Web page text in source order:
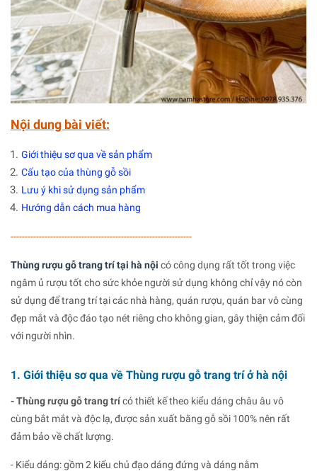
Nội dung bài viết:
Giới thiệu sơ qua về sản phẩm
Cấu tạo của thùng gỗ sồi
Lưu ý khi sử dụng sản phẩm
Hướng dẫn cách mua hàng
----------------------------------------------------------------
Thùng rượu gỗ trang trí tại hà nội có công dụng rất tốt trong việc
ngâm ủ rượu tốt cho sức khỏe người sử dụng không chỉ vậy nó còn
sử dụng để trang trí tại các nhà hàng, quán rượu, quán bar vô cùng
đẹp mắt và độc đáo tạo nét riêng cho không gian, gây thiện cảm đối
với người nhìn.
1. Giới thiệu sơ qua về Thùng rượu gỗ trang trí ở hà nội
- Thùng rượu gỗ trang trícó thiết kế theo kiểu dáng châu âu vô
cùng bắt mắt và độc lạ, được sản xuất bằng gỗ sồi 100% nên rất
đảm bảo về chất lượng.
- Kiểu dáng: gồm 2 kiểu chủ đạo dáng đứng và dáng nằm